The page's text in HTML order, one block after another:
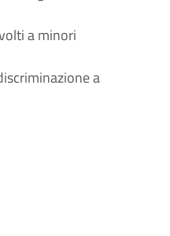
a minori
a